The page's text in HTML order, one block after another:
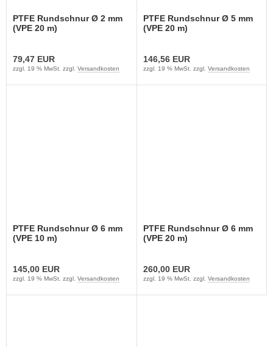
PTFE Rundschnur Ø 2 mm
(VPE 20 m)
79,47 EUR
zzgl. 19 % MwSt. zzgl. Versandkosten
PTFE Rundschnur Ø 5 mm
(VPE 20 m)
146,56 EUR
zzgl. 19 % MwSt. zzgl. Versandkosten
PTFE Rundschnur Ø 6 mm
(VPE 10 m)
145,00 EUR
zzgl. 19 % MwSt. zzgl. Versandkosten
PTFE Rundschnur Ø 6 mm
(VPE 20 m)
260,00 EUR
zzgl. 19 % MwSt. zzgl. Versandkosten